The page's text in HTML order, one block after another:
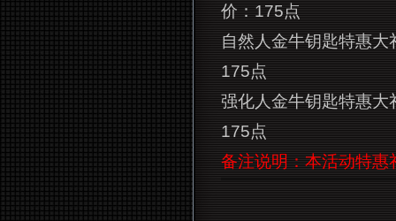
价：175点
自然人金牛钥匙特惠大
175点
强化人金牛钥匙特惠大
175点
备注说明：本活动特惠